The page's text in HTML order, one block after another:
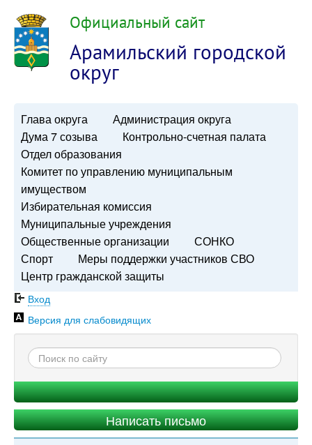
Официальный сайт
Арамильский городской
округ
Глава округа
Администрация округа
Дума 7 созыва
Контрольно-счетная палата
Отдел образования
Комитет по управлению муниципальным
имуществом
Избирательная комиссия
Муниципальные учреждения
Общественные организации
СОНКО
Спорт
Меры поддержки участников СВО
Центр гражданской защиты
Вход
Версия для слабовидящих
Написать письмо